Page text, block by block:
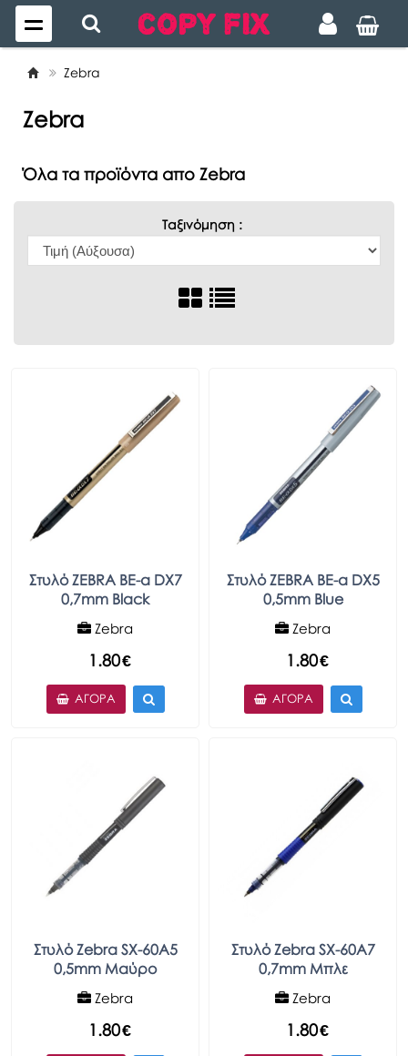
Zebra
Zebra
Όλα τα προϊόντα απο Zebra
Ταξινόμηση :
Στυλό ZEBRA BE-α DX7
0,7mm Black
Zebra
1.80€
ΑΓΟΡΆ
Στυλό ZEBRA BE-α DX5
0,5mm Blue
Zebra
1.80€
ΑΓΟΡΆ
Στυλό Zebra SX-60A5
0,5mm Μαύρο
Zebra
1.80€
Στυλό Zebra SX-60A7
0,7mm Μπλε
Zebra
1.80€